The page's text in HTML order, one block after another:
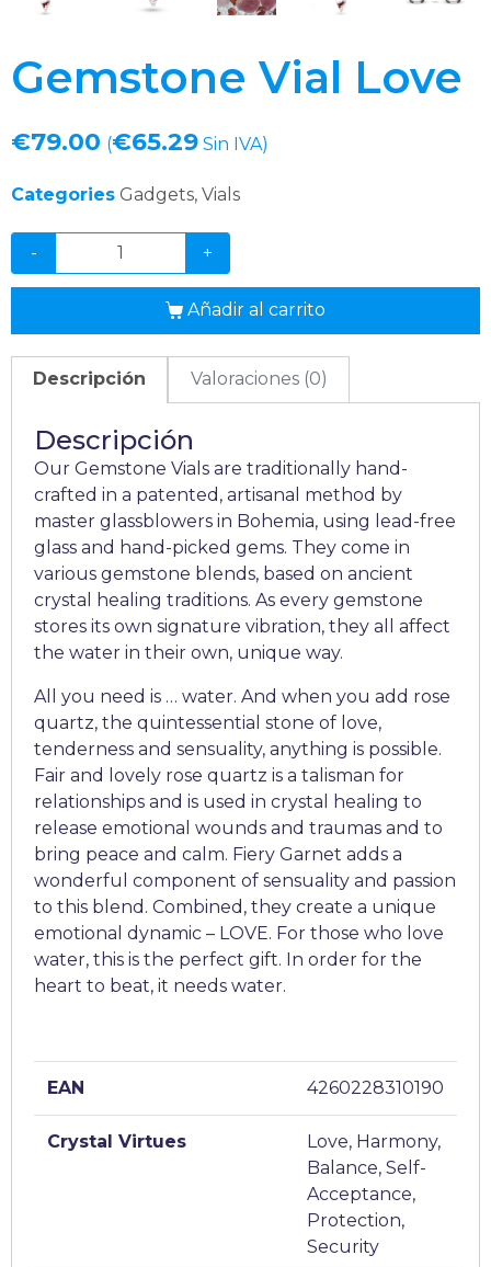
Gemstone Vial Love
€79.00 (€65.29 Sin IVA)
Categories Gadgets, Vials
- +
Añadir al carrito
Descripción Valoraciones (0)
Descripción
Our Gemstone Vials are traditionally hand-
crafted in a patented, artisanal method by
master glassblowers in Bohemia, using lead-free
glass and hand-picked gems. They come in
various gemstone blends, based on ancient
crystal healing traditions. As every gemstone
stores its own signature vibration, they all affect
the water in their own, unique way.
All you need is … water. And when you add rose
quartz, the quintessential stone of love,
tenderness and sensuality, anything is possible.
Fair and lovely rose quartz is a talisman for
relationships and is used in crystal healing to
release emotional wounds and traumas and to
bring peace and calm. Fiery Garnet adds a
wonderful component of sensuality and passion
to this blend. Combined, they create a unique
emotional dynamic – LOVE. For those who love
water, this is the perfect gift. In order for the
heart to beat, it needs water.
EAN 4260228310190
Crystal Virtues
Love, Harmony,
Balance, Self-
Acceptance,
Protection,
Security